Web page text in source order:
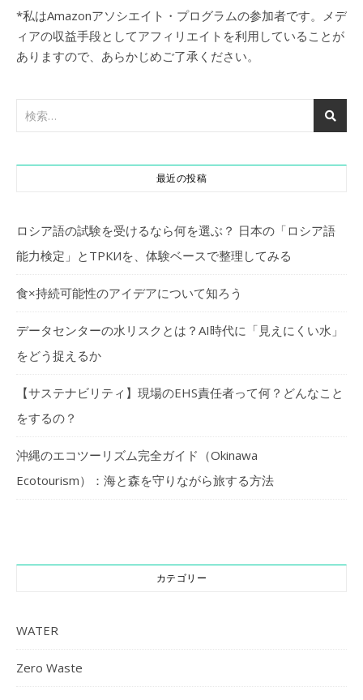
*私はAmazonアソシエイト・プログラムの参加者です。メデ
ィアの収益手段としてアフィリエイトを利用していることが
ありますので、あらかじめご了承ください。
最近の投稿
ロシア語の試験を受けるなら何を選ぶ？ 日本の「ロシア語
能力検定」とТРКИを、体験ベースで整理してみる
食×持続可能性のアイデアについて知ろう
データセンターの水リスクとは？AI時代に「見えにくい水」
をどう捉えるか
【サステナビリティ】現場のEHS責任者って何？どんなこと
をするの？
沖縄のエコツーリズム完全ガイド（Okinawa
Ecotourism）：海と森を守りながら旅する方法
カテゴリー
WATER
Zero Waste